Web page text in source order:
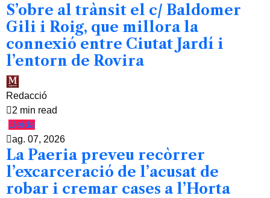
S’obre al trànsit el c/ Baldomer
Gili i Roig, que millora la
connexió entre Ciutat Jardí i
l’entorn de Rovira
Redacció
2 min read
Lleida
ag. 07, 2026
La Paeria preveu recòrrer
l’excarceració de l’acusat de
robar i cremar cases a l’Horta